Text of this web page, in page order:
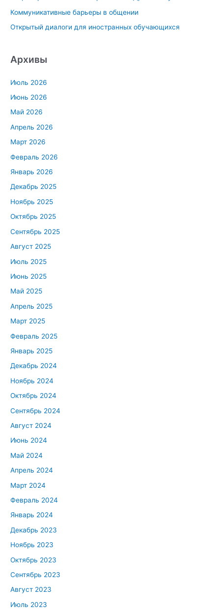
Коммуникативные барьеры в общении
Открытый диалоги для иностранных обучающихся
Архивы
Июль 2026
Июнь 2026
Май 2026
Апрель 2026
Март 2026
Февраль 2026
Январь 2026
Декабрь 2025
Ноябрь 2025
Октябрь 2025
Сентябрь 2025
Август 2025
Июль 2025
Июнь 2025
Май 2025
Апрель 2025
Март 2025
Февраль 2025
Январь 2025
Декабрь 2024
Ноябрь 2024
Октябрь 2024
Сентябрь 2024
Август 2024
Июнь 2024
Май 2024
Апрель 2024
Март 2024
Февраль 2024
Январь 2024
Декабрь 2023
Ноябрь 2023
Октябрь 2023
Сентябрь 2023
Август 2023
Июль 2023